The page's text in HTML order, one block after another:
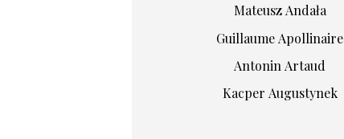
Mateusz Andała
Guillaume Apollinaire
Antonin Artaud
Kacper Augustynek